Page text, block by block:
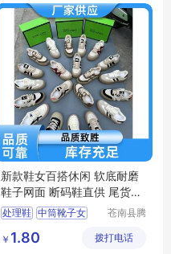
新款鞋女百搭休闲 软底耐磨
鞋子网面 断码鞋直供 尾货处
理鞋
处理鞋 中筒靴子女
跑步鞋男轻便
苍南县腾
务商行
￥ 1.80 拨打电话